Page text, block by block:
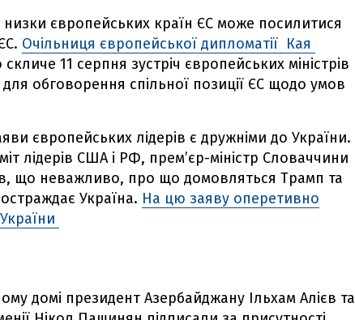
низки європейських країн ЄС може посилитися
Очільниця європейської дипломатії Кая
11 серпня зустріч європейських міністрів
обговорення спільної позиції ЄС щодо умов
європейських лідерів є дружніми до України.
лідерів США і РФ, прем’єр-міністр Словаччини
що неважливо, про що домовляться Трамп та
Україна. На цю заяву оперетивно
домі президент Азербайджану Ільхам Алієв та